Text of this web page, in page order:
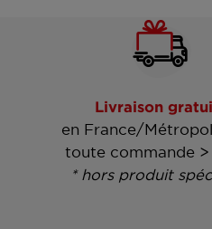
Livraison
en France/
toute commande >
* hors produit